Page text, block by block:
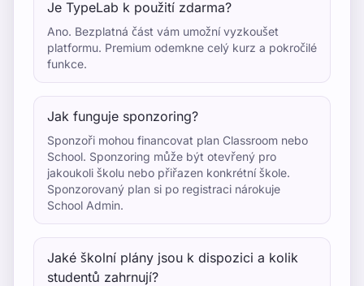
Je TypeLab k použití zdarma?
Ano. Bezplatná část vám umožní vyzkoušet
platformu. Premium odemkne celý kurz a pokročilé
funkce.
Jak funguje sponzoring?
Sponzoři mohou financovat plan Classroom nebo
School. Sponzoring může být otevřený pro
jakoukoli školu nebo přiřazen konkrétní škole.
Sponzorovaný plan si po registraci nárokuje
School Admin.
Jaké školní plány jsou k dispozici a kolik
studentů zahrnují?